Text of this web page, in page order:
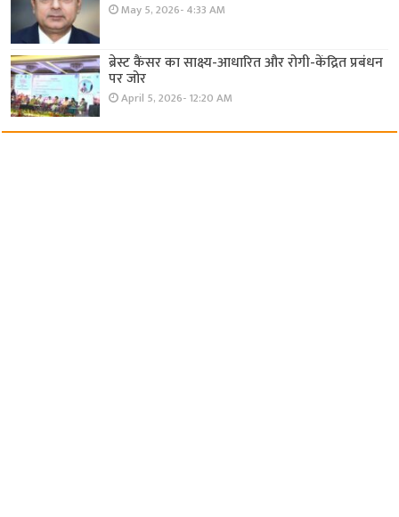
May 5, 2026- 4:33 AM
ब्रेस्ट कैंसर का साक्ष्य-आधारित और रोगी-केंद्रित प्रबंधन
पर जोर
April 5, 2026- 12:20 AM